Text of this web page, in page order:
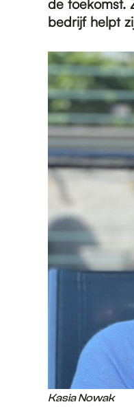
de toekomst.
bedrijf helpt
Kasia Nowak